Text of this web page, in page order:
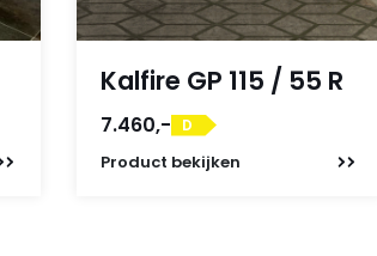
Kalfire GP 115 / 55 R
7.460,- D
Product bekijken